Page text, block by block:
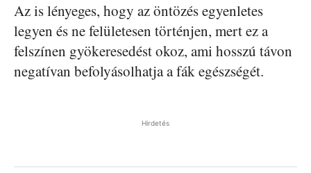
Az is lényeges, hogy az öntözés egyenletes
legyen és ne felületesen történjen, mert ez a
felszínen gyökeresedést okoz, ami hosszú távon
negatívan befolyásolhatja a fák egészségét.
Hirdetés